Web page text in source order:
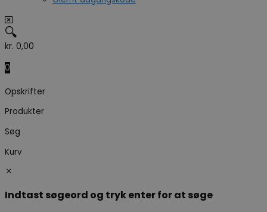
🔍
kr. 0,00
0
Opskrifter
Produkter
Søg
Kurv
Indtast søgeord og tryk enter for at søge